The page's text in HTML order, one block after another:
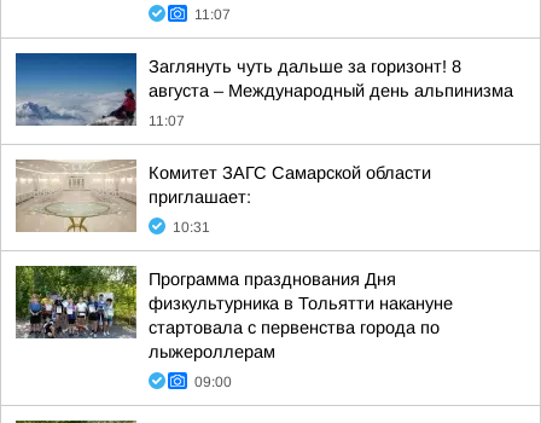
11:07
Заглянуть чуть дальше за горизонт! 8
августа – Международный день альпинизма
11:07
Комитет ЗАГС Самарской области
приглашает:
10:31
Программа празднования Дня
физкультурника в Тольятти накануне
стартовала с первенства города по
лыжероллерам
09:00